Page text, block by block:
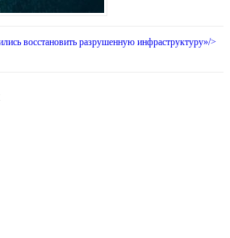
восстановить разрушенную инфраструктуру»/>